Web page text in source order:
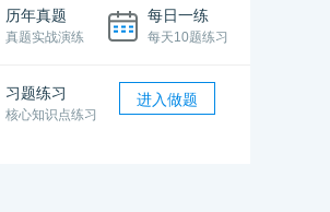
历年真题
真题实战演练
每日一练
每天10题练习
习题练习
核心知识点练习
进入做题